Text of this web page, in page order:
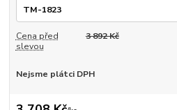
Cena před
slevou
3 892 Kč
Nejsme plátci DPH